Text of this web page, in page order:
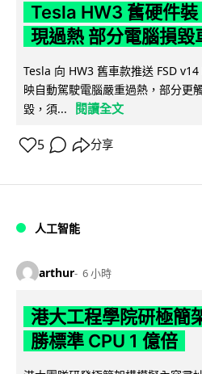
Tesla HW3 舊硬件
現過熱 部分電腦損毀
Tesla 向 HW3 舊車款推送 FSD
映自動駕駛電腦嚴重過熱，部分更
毀，須...
閱讀全文
5 分享
人工智能
arthur 6 小時
港大工程學院研極簡
勝標準 CPU 1 億倍